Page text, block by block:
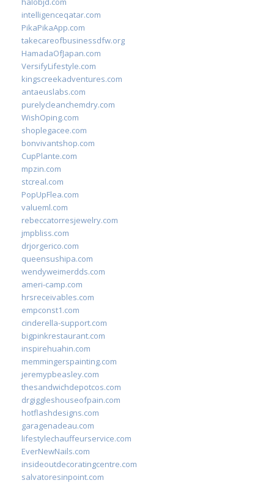
intelligenceqatar.com
PikaPikaApp.com
takecareofbusinessdfw.org
HamadaOfJapan.com
VersifyLifestyle.com
kingscreekadventures.com
antaeuslabs.com
purelycleanchemdry.com
WishOping.com
shoplegacee.com
bonvivantshop.com
CupPlante.com
mpzin.com
stcreal.com
PopUpFlea.com
valueml.com
rebeccatorresjewelry.com
jmpbliss.com
drjorgerico.com
queensushipa.com
wendyweimerdds.com
ameri-camp.com
hrsreceivables.com
empconst1.com
cinderella-support.com
bigpinkrestaurant.com
inspirehuahin.com
memmingerspainting.com
jeremypbeasley.com
thesandwichdepotcos.com
drgiggleshouseofpain.com
hotflashdesigns.com
garagenadeau.com
lifestylechauffeurservice.com
EverNewNails.com
insideoutdecoratingcentre.com
salvatoresinpoint.com